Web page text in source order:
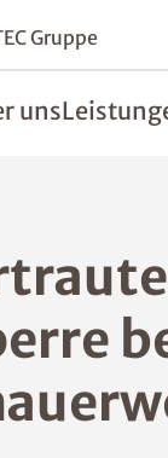
Gruppe
uns